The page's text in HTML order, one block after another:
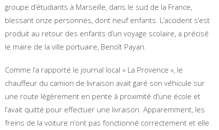
groupe d’étudiants à Marseille, dans le sud de la France,
blessant onze personnes, dont neuf enfants. L’accident s’est
produit au retour des enfants d’un voyage scolaire, a précisé
le maire de la ville portuaire, Benoît Payan.
Comme l’a rapporté le journal local « La Provence », le
chauffeur du camion de livraison avait garé son véhicule sur
une route légèrement en pente à proximité d’une école et
l’avait quitté pour effectuer une livraison. Apparemment, les
freins de la voiture n’ont pas fonctionné correctement et elle